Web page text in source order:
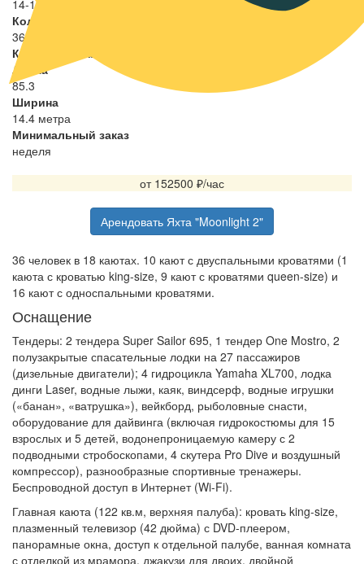
Количество кают
Длина
85.3
Ширина
14.4 метра
Минимальный заказ
неделя
Арендовать Яхта "Moonlight 2"
36 человек в 18 каютах. 10 кают с двуспальными кроватями (1
каюта с кроватью king-size, 9 кают с кроватями queen-size) и
16 кают с односпальными кроватями.
Оснащение
Тендеры: 2 тендера Super Sailor 695, 1 тендер One Mostro, 2
полузакрытые спасательные лодки на 27 пассажиров
(дизельные двигатели); 4 гидроцикла Yamaha XL700, лодка
динги Laser, водные лыжи, каяк, виндсерф, водные игрушки
(«банан», «ватрушка»), вейкборд, рыболовные снасти,
оборудование для дайвинга (включая гидрокостюмы для 15
взрослых и 5 детей, водонепроницаемую камеру с 2
подводными стробоскопами, 4 скутера Pro Dive и воздушный
компрессор), разнообразные спортивные тренажеры.
Беспроводной доступ в Интернет (Wi-Fi).
Главная каюта (122 кв.м, верхняя палуба): кровать king-size,
плазменный телевизор (42 дюйма) с DVD-плеером,
панорамные окна, доступ к отдельной палубе, ванная комната
с отделкой из мрамора, джакузи для двоих, двойной
раковиной, 2 отдельными туалетами и биде и отдельным
душем, 2 гардероба, дополнительная спальня (23 кв.м) с